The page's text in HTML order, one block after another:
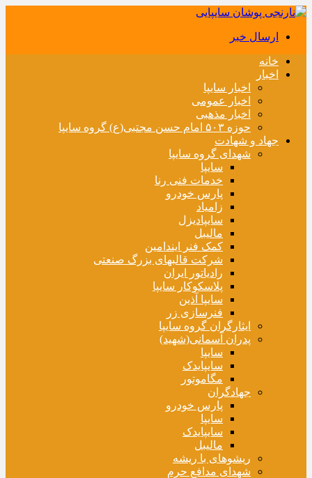
ارسال خبر
خانه
اخبار
اخبار سایپا
اخبار عمومی
اخبار مذهبی
حوزه ۵۰۳ امام حسن مجتبی(ع) گروه سایپا
جهاد و شهادت
شهدای گروه سایپا
سایپا
خدمات فنی رنا
پارس خودرو
زامیاد
سایپادیزل
مالیبل
کمک فنر ایندامین
شرکت قالبهای بزرگ صنعتی
رادیاتور ایران
پلاسکوکار سایپا
سایپا آذین
فنرسازی زر
ایثارگران گروه سایپا
پدران آسمانی(شهید)
سایپا
سایپایدک
مگاموتور
جهادگران
پارس خودرو
سایپا
سایپایدک
مالیبل
ریشوهای با ریشه
شهدای مدافع حرم